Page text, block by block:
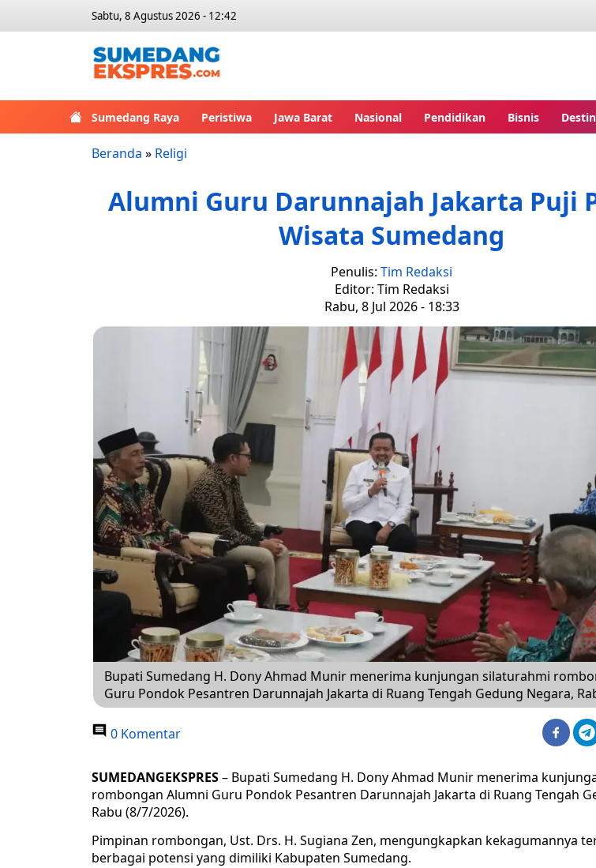
Sabtu, 8 Agustus 2026 - 12:42
Sumedang Raya Peristiwa Jawa Barat Nasional Pendidikan Bisnis
Beranda » Religi
Alumni Guru Darunnajah Jakarta Puji
Wisata Sumedang
Penulis: Tim Redaksi
Editor: Tim Redaksi
Rabu, 8 Jul 2026 - 18:33
Bupati Sumedang H. Dony Ahmad Munir menerima kunjungan silaturahmi
Guru Pondok Pesantren Darunnajah Jakarta di Ruang Tengah Gedung Negara,
0 Komentar
SUMEDANGEKSPRES– Bupati Sumedang H. Dony Ahmad Munir menerima
rombongan Alumni Guru Pondok Pesantren Darunnajah Jakarta di Ruang Tengah
Rabu (8/7/2026).
Pimpinan rombongan, Ust. Drs. H. Sugiana Zen, mengungkapkan kekagumannya
berbagai potensi yang dimiliki Kabupaten Sumedang.